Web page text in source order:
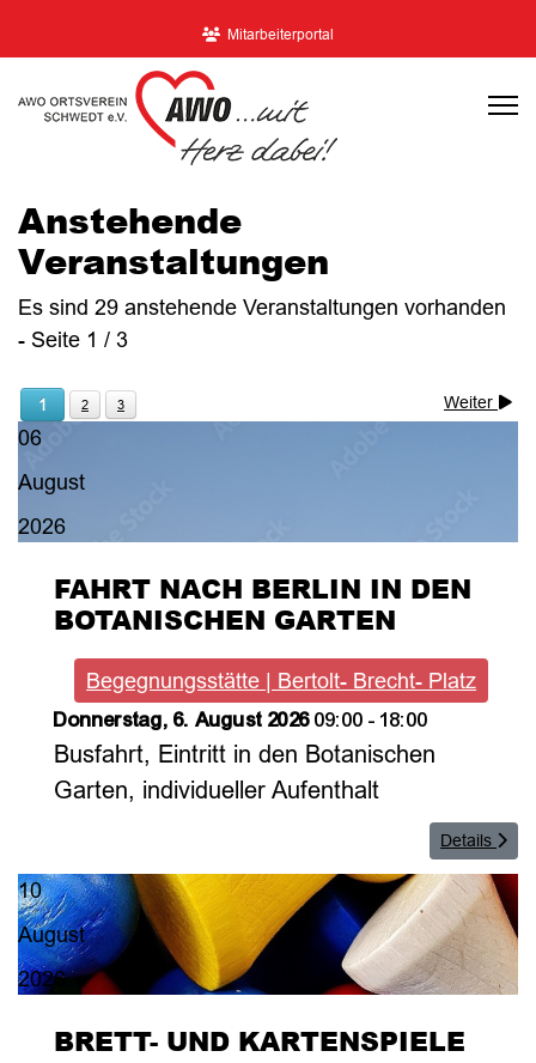
Mitarbeiterportal
Anstehende
Veranstaltungen
Es sind 29 anstehende Veranstaltungen vorhanden
- Seite 1 / 3
1 2 3 Weiter
06
August
2026
FAHRT NACH BERLIN IN DEN
BOTANISCHEN GARTEN
Begegnungsstätte | Bertolt- Brecht- Platz
Donnerstag, 6. August 202609:00 - 18:00
Busfahrt, Eintritt in den Botanischen
Garten, individueller Aufenthalt
Details
10
August
2026
BRETT- UND KARTENSPIELE